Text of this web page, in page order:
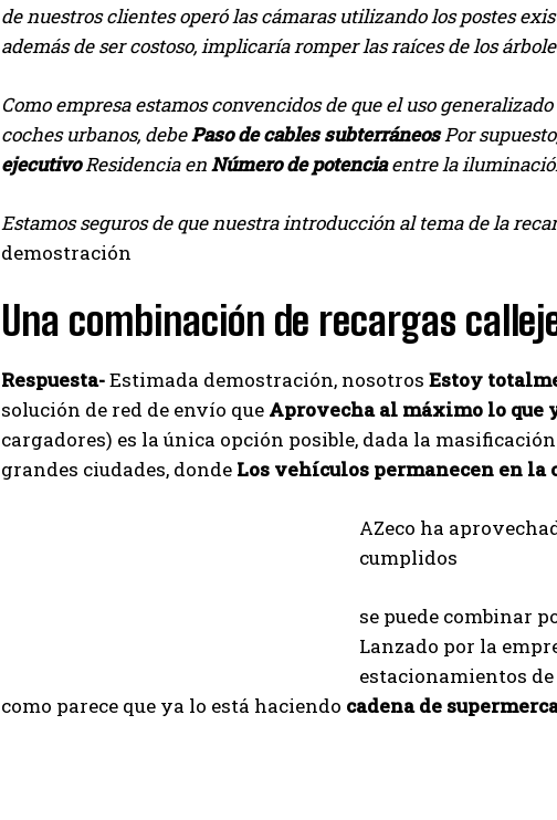
de nuestros clientes operó las cámaras utilizando los postes
además de ser costoso, implicaría romper las raíces de los
Como empresa estamos convencidos de que el uso
coches urbanos, debePaso de cables subterráneosPor
ejecutivoResidencia enNúmero de potenciaentre la
Estamos seguros de que nuestra introducción al tema de la
demostración
Una combinación de recargas
Respuesta-Estimada demostración, nosotros Estoy
solución de red de envío que Aprovecha al máximo lo que
cargadores) es la única opción posible, dada la
grandes ciudades, donde Los vehículos permanecen en la
AZeco ha
cumplidos
se puede combinar
Lanzado por la
estacionamientos
como parece que ya lo está haciendo cadena de